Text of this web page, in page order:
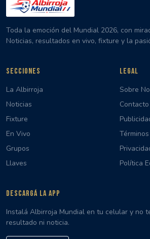
Toda la emoción del Mundial 2026, con
Noticias, resultados en vivo, fixture y la
SECCIONES
La Albirroja
Noticias
Fixture
En Vivo
Grupos
Llaves
LEGAL
Sobre
Contacto
Términos
Política
DESCARGÁ LA APP
Instalá Albirroja Mundial en tu celular y no
resultado ni noticia.